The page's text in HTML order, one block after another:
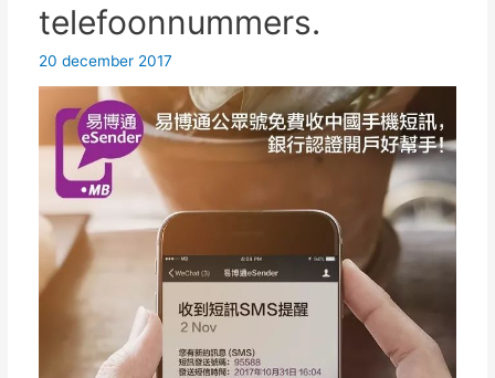
telefoonnummers.
20 december 2017